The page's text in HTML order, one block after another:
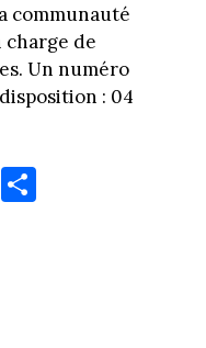
communauté
charge de
Un numéro
: 04
m
Pa